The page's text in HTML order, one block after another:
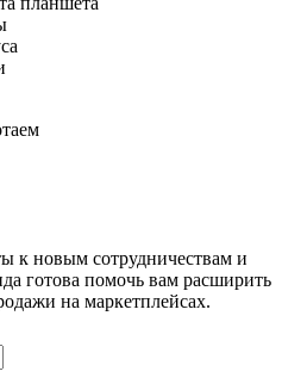
к новым сотрудничествам и
готова помочь вам расширить
на маркетплейсах.